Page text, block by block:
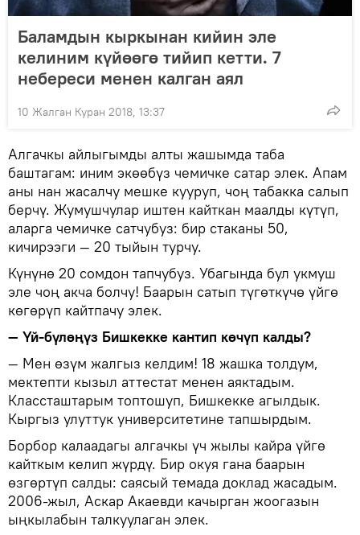
Баламдын кыркынан кийин эле
келиним күйөөгө тийип кетти. 7
небереси менен калган аял
10 Жалган Куран 2018, 13:37
Алгачкы айлыгымды алты жашымда таба
баштагам: иним экөөбүз чемичке сатар элек. Апам
аны нан жасалчу мешке кууруп, чоң табакка салып
берчү. Жумушчулар иштен кайткан маалды күтүп,
аларга чемичке сатчубуз: бир стаканы 50,
кичирээги — 20 тыйын турчу.
Күнүнө 20 сомдон тапчубуз. Убагында бул укмуш
эле чоң акча болчу! Баарын сатып түгөткүчө үйгө
көгөрүп кайтпачу элек.
— Үй-бүлөңүз Бишкекке кантип көчүп калды?
— Мен өзүм жалгыз келдим! 18 жашка толдум,
мектепти кызыл аттестат менен аяктадым.
Классташтарым топтошуп, Бишкекке агылдык.
Кыргыз улуттук университетине тапшырдым.
Борбор калаадагы алгачкы үч жылы кайра үйгө
кайткым келип жүрдү. Бир окуя гана баарын
өзгөртүп салды: саясый темада доклад жасадым.
2006-жыл, Аскар Акаевди качырган жоогазын
ыңкылабын талкуулаган элек.